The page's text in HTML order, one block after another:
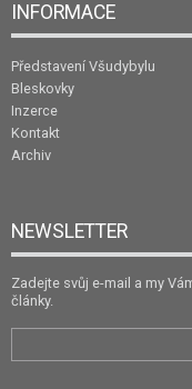
INFORMACE
Představení Všudybylu
Bleskovky
Inzerce
Kontakt
Archiv
NEWSLETTER
Zadejte svůj e-mail a my
články.